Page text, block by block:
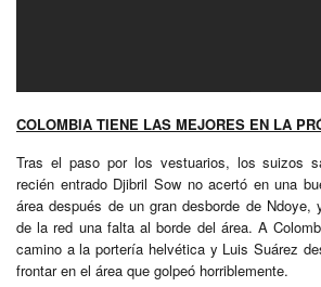
COLOMBIA TIENE LAS MEJORES EN LA
Tras el paso por los vestuarios, los suizos
recién entrado Djibril Sow no acertó en una
área después de un gran desborde de Ndoye,
de la red una falta al borde del área. A
camino a la portería helvética y Luis Suárez
frontar en el área que golpeó horriblemente.